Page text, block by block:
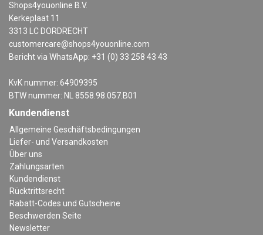
Shops4youonline B.V.
Kerkeplaat 11
3313 LC DORDRECHT
customercare@shops4youonline.com
Bericht via WhatsApp: +31 (0) 33 258 43 43
KvK nummer: 64909395
BTW nummer: NL 8558.98.057.B01
Kundendienst
Allgemeine Geschäftsbedingungen
Liefer- und Versandkosten
Über uns
Zahlungsarten
Kundendienst
Rücktrittsrecht
Rabatt-Codes und Gutscheine
Beschwerden Seite
Newsletter